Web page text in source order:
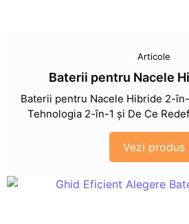
Articole
Baterii pentru Nacele
Baterii pentru Nacele Hibride 2-
Tehnologia 2-în-1 și De Ce
Vezi produs